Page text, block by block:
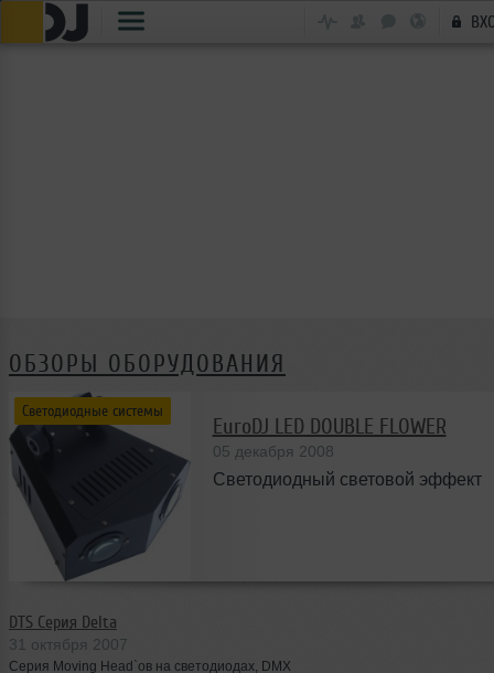
ОБЗОРЫ ОБОРУДОВАНИЯ
EuroDJ LED DOUBLE FLOWER
05 декабря 2008
Светодиодный световой эффект
Светодиодные системы
DTS Серия Delta
31 октября 2007
Серия Moving Head`ов на светодиодах, DMX